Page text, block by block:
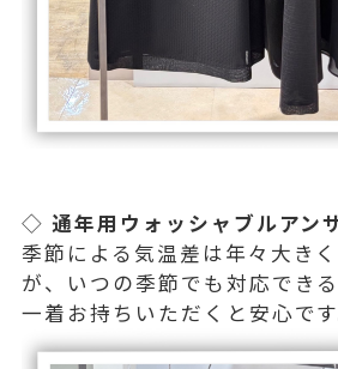
◇ 通年用ウォッシャブルアン
季節による気温差は年々大き
が、いつの季節でも対応でき
一着お持ちいただくと安心です